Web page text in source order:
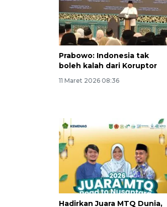
Prabowo: Indonesia tak
boleh kalah dari Koruptor
11 Maret 2026 08:36
Hadirkan Juara MTQ Dunia,